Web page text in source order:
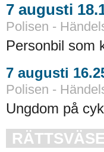
7 augusti
Polisen -
Personbil som
7 augusti
Polisen -
Ungdom på